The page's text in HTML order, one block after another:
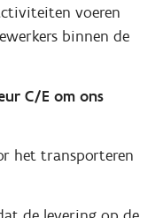
voeren
binnen de
C/E om ons
het transporteren